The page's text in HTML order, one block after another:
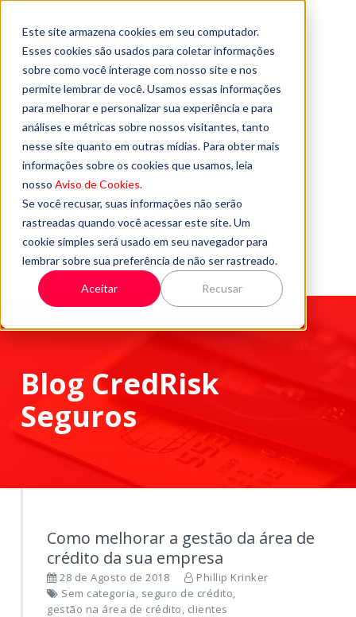
Este site armazena cookies em seu computador.
Esses cookies são usados para coletar informações
sobre como você interage com nosso site e nos
permite lembrar de você. Usamos essas informações
para melhorar e personalizar sua experiência e para
análises e métricas sobre nossos visitantes, tanto
nesse site quanto em outras mídias. Para obter mais
informações sobre os cookies que usamos, leia
nosso Aviso de Cookies.
Se você recusar, suas informações não serão
rastreadas quando você acessar este site. Um
cookie simples será usado em seu navegador para
lembrar sobre sua preferência de não ser rastreado.
Aceitar Recusar
VOLTAR AO SITE
QUEM SOMOS
FALE CONOSCO
Blog CredRisk
Seguros
Como melhorar a gestão da área de
crédito da sua empresa
28 de Agosto de 2018
Phillip Krinker
Sem categoria, seguro de crédito,
gestão na área de crédito, clientes